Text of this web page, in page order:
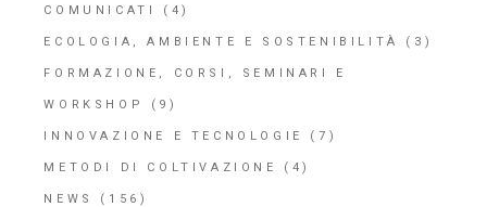
COMUNICATI (4)
ECOLOGIA, AMBIENTE E SOSTENIBILITÀ (3)
FORMAZIONE, CORSI, SEMINARI E
WORKSHOP (9)
INNOVAZIONE E TECNOLOGIE (7)
METODI DI COLTIVAZIONE (4)
NEWS (156)